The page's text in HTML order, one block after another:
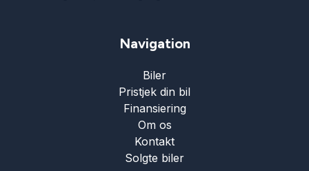
Navigation
Biler
Pristjek din bil
Finansiering
Om os
Kontakt
Solgte biler